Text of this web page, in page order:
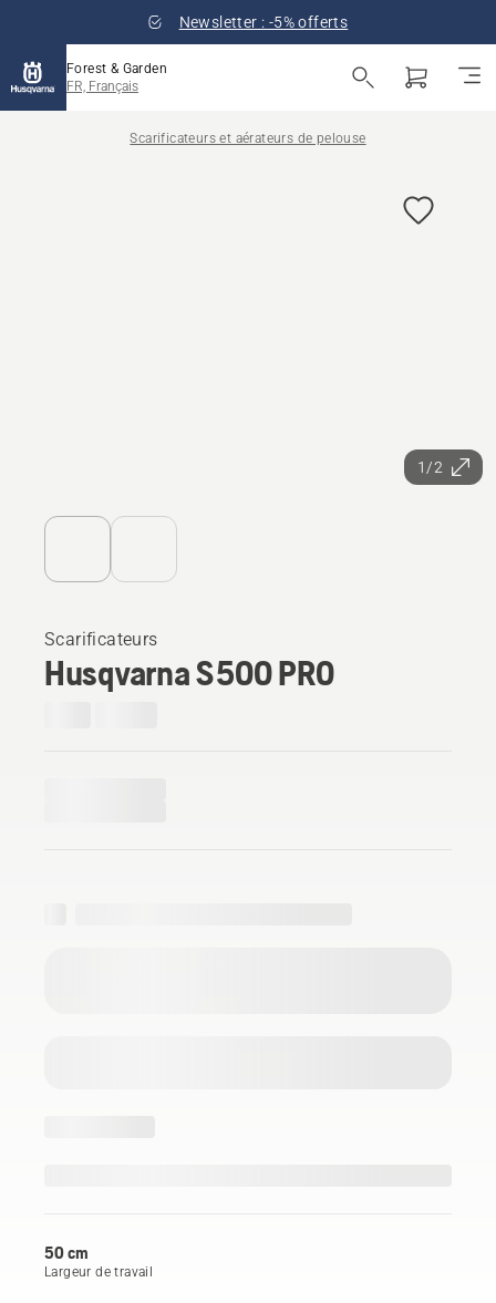
Newsletter : -5% offerts
Forest & Garden
FR, Français
Scarificateurs et aérateurs de pelouse
1/2
Scarificateurs
Husqvarna S 500 PRO
50 cm
Largeur de travail